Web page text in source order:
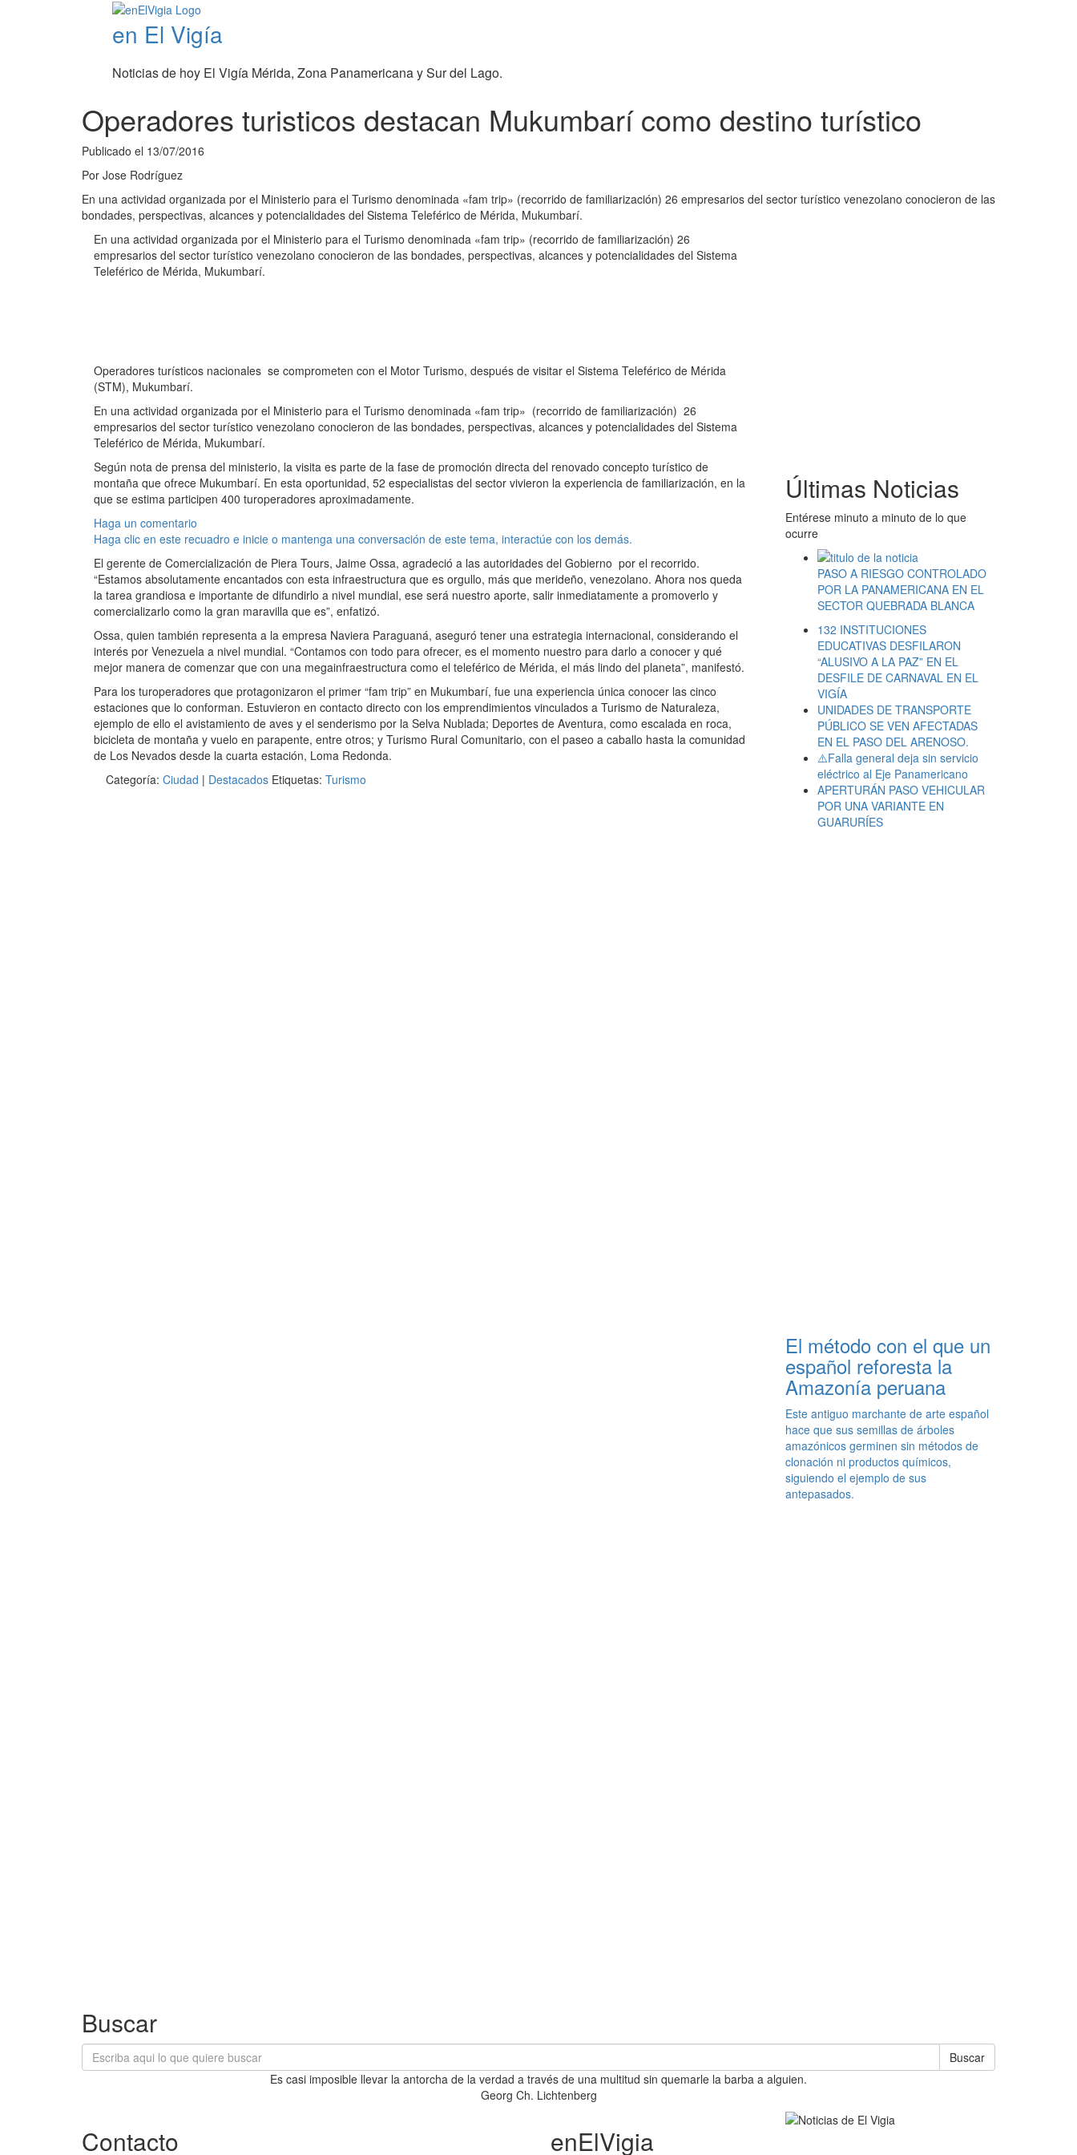
en El Vigía
Noticias de hoy El Vigía Mérida, Zona Panamericana y Sur del Lago.
Operadores turisticos destacan Mukumbarí como destino turístico
Publicado el 13/07/2016
Por Jose Rodríguez
En una actividad organizada por el Ministerio para el Turismo denominada «fam trip» (recorrido de familiarización) 26 empresarios del sector turístico venezolano conocieron de las
bondades, perspectivas, alcances y potencialidades del Sistema Teleférico de Mérida, Mukumbarí.
En una actividad organizada por el Ministerio para el Turismo denominada «fam trip» (recorrido de familiarización) 26
empresarios del sector turístico venezolano conocieron de las bondades, perspectivas, alcances y potencialidades del Sistema
Teleférico de Mérida, Mukumbarí.
Operadores turísticos nacionales se comprometen con el Motor Turismo, después de visitar el Sistema Teleférico de Mérida
(STM), Mukumbarí.
En una actividad organizada por el Ministerio para el Turismo denominada «fam trip» (recorrido de familiarización) 26
empresarios del sector turístico venezolano conocieron de las bondades, perspectivas, alcances y potencialidades del Sistema
Teleférico de Mérida, Mukumbarí.
Según nota de prensa del ministerio, la visita es parte de la fase de promoción directa del renovado concepto turístico de
montaña que ofrece Mukumbarí. En esta oportunidad, 52 especialistas del sector vivieron la experiencia de familiarización, en la
que se estima participen 400 turoperadores aproximadamente.
Haga un comentario
Haga clic en este recuadro e inicie o mantenga una conversación de este tema, interactúe con los demás.
El gerente de Comercialización de Piera Tours, Jaime Ossa, agradeció a las autoridades del Gobierno por el recorrido.
“Estamos absolutamente encantados con esta infraestructura que es orgullo, más que merideño, venezolano. Ahora nos queda
la tarea grandiosa e importante de difundirlo a nivel mundial, ese será nuestro aporte, salir inmediatamente a promoverlo y
comercializarlo como la gran maravilla que es”, enfatizó.
Ossa, quien también representa a la empresa Naviera Paraguaná, aseguró tener una estrategia internacional, considerando el
interés por Venezuela a nivel mundial. “Contamos con todo para ofrecer, es el momento nuestro para darlo a conocer y qué
mejor manera de comenzar que con una megainfraestructura como el teleférico de Mérida, el más lindo del planeta”, manifestó.
Para los turoperadores que protagonizaron el primer “fam trip” en Mukumbarí, fue una experiencia única conocer las cinco
estaciones que lo conforman. Estuvieron en contacto directo con los emprendimientos vinculados a Turismo de Naturaleza,
ejemplo de ello el avistamiento de aves y el senderismo por la Selva Nublada; Deportes de Aventura, como escalada en roca,
bicicleta de montaña y vuelo en parapente, entre otros; y Turismo Rural Comunitario, con el paseo a caballo hasta la comunidad
de Los Nevados desde la cuarta estación, Loma Redonda.
Categoría: Ciudad | Destacados Etiquetas: Turismo
Últimas Noticias
Entérese minuto a minuto de lo que
ocurre
PASO A RIESGO CONTROLADO
POR LA PANAMERICANA EN EL
SECTOR QUEBRADA BLANCA
132 INSTITUCIONES
EDUCATIVAS DESFILARON
“ALUSIVO A LA PAZ” EN EL
DESFILE DE CARNAVAL EN EL
VIGÍA
UNIDADES DE TRANSPORTE
PÚBLICO SE VEN AFECTADAS
EN EL PASO DEL ARENOSO.
⚠️Falla general deja sin servicio
eléctrico al Eje Panamericano
APERTURÁN PASO VEHICULAR
POR UNA VARIANTE EN
GUARURÍES
El método con el que un
español reforesta la
Amazonía peruana
Este antiguo marchante de arte español
hace que sus semillas de árboles
amazónicos germinen sin métodos de
clonación ni productos químicos,
siguiendo el ejemplo de sus
antepasados.
Buscar
Buscar
Es casi imposible llevar la antorcha de la verdad a través de una multitud sin quemarle la barba a alguien.
Georg Ch. Lichtenberg
Contacto enElVigia